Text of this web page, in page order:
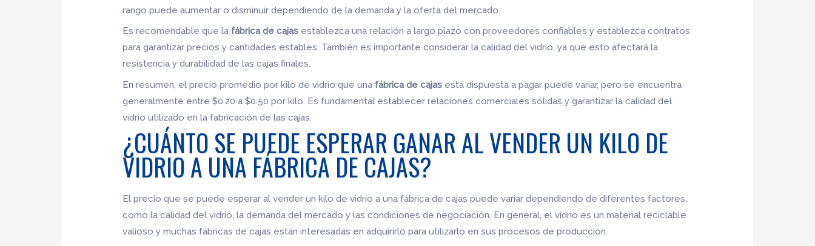
rango puede aumentar o disminuir dependiendo de la demanda y la oferta del mercado.
Es recomendable que la fábrica de cajas establezca una relación a largo plazo con proveedores confiables y establezca contratos
para garantizar precios y cantidades estables. También es importante considerar la calidad del vidrio, ya que esto afectará la
resistencia y durabilidad de las cajas finales.
En resumen, el precio promedio por kilo de vidrio que una fábrica de cajas está dispuesta a pagar puede variar, pero se encuentra
generalmente entre $0.20 a $0.50 por kilo. Es fundamental establecer relaciones comerciales sólidas y garantizar la calidad del
vidrio utilizado en la fabricación de las cajas.
¿CUÁNTO SE PUEDE ESPERAR GANAR AL VENDER UN KILO DE
VIDRIO A UNA FÁBRICA DE CAJAS?
El precio que se puede esperar al vender un kilo de vidrio a una fábrica de cajas puede variar dependiendo de diferentes factores,
como la calidad del vidrio, la demanda del mercado y las condiciones de negociación. En general, el vidrio es un material reciclable
valioso y muchas fábricas de cajas están interesadas en adquirirlo para utilizarlo en sus procesos de producción.